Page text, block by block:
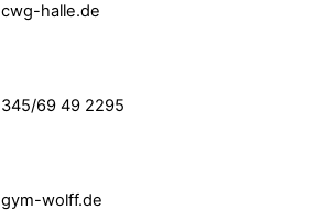
cwg-halle.de
345/69 49 2295
gym-wolff.de